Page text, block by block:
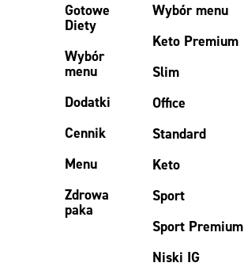
Gotowe
Diety
Wybór
menu
Dodatki
Cennik
Menu
Zdrowa
paka
Wybór menu
Keto Premium
Slim
Office
Standard
Keto
Sport
Sport Premium
Niski IG